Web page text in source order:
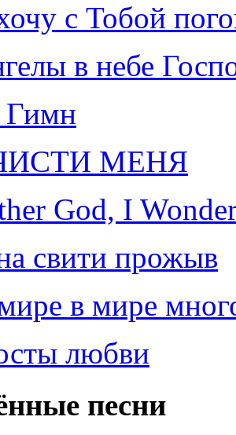
с Тобой
в небе
Гимн
МЕНЯ
God, I
свити прожыв
в мире
любви
песни